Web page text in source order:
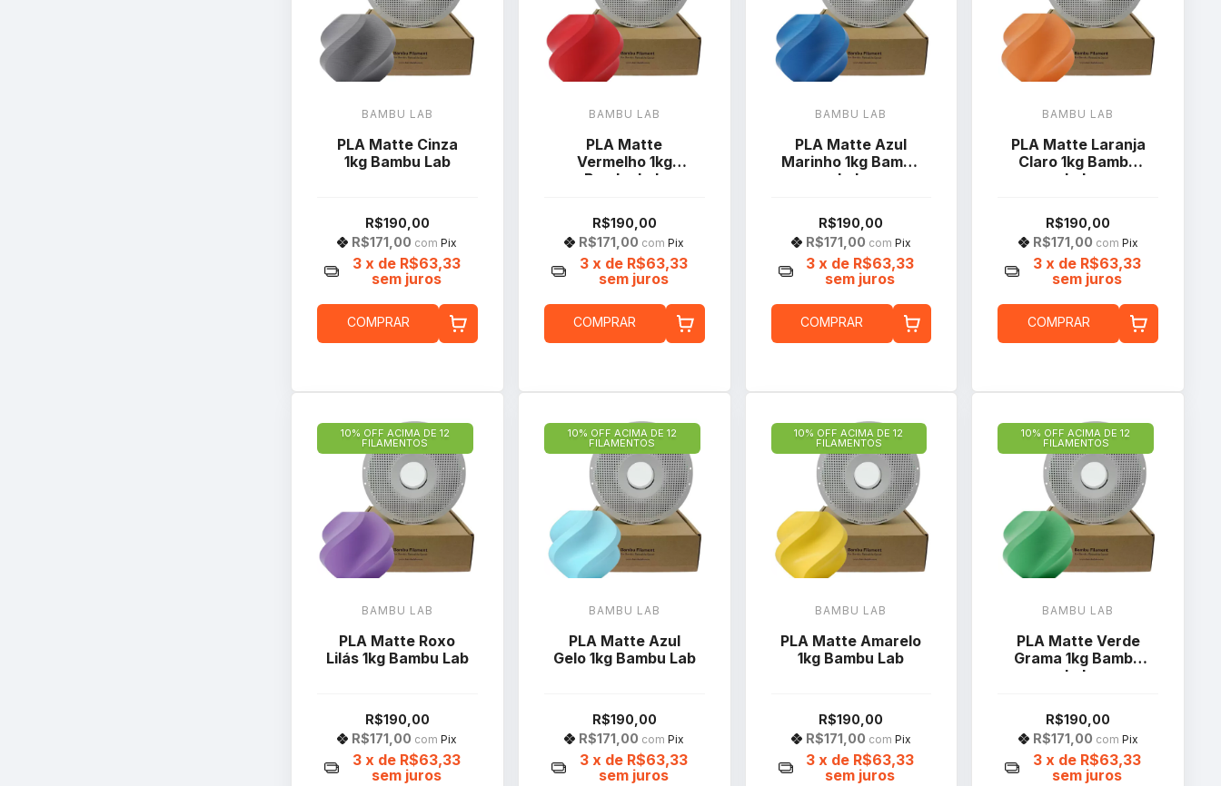
BAMBU LAB
PLA Matte Cinza
1kg Bambu Lab
R$190,00
R$171,00 com Pix
3 x de R$63,33
sem juros
COMPRAR
BAMBU LAB
PLA Matte
Vermelho 1kg
Bambu Lab
R$190,00
R$171,00 com Pix
3 x de R$63,33
sem juros
COMPRAR
BAMBU LAB
PLA Matte Azul
Marinho 1kg Bambu
Lab
R$190,00
R$171,00 com Pix
3 x de R$63,33
sem juros
COMPRAR
BAMBU LAB
PLA Matte Laranja
Claro 1kg Bambu
Lab
R$190,00
R$171,00 com Pix
3 x de R$63,33
sem juros
COMPRAR
10% OFF ACIMA DE 12
FILAMENTOS
BAMBU LAB
PLA Matte Roxo
Lilás 1kg Bambu Lab
R$190,00
R$171,00 com Pix
3 x de R$63,33
sem juros
10% OFF ACIMA DE 12
FILAMENTOS
BAMBU LAB
PLA Matte Azul
Gelo 1kg Bambu Lab
R$190,00
R$171,00 com Pix
3 x de R$63,33
sem juros
10% OFF ACIMA DE 12
FILAMENTOS
BAMBU LAB
PLA Matte Amarelo
1kg Bambu Lab
R$190,00
R$171,00 com Pix
3 x de R$63,33
sem juros
10% OFF ACIMA DE 12
FILAMENTOS
BAMBU LAB
PLA Matte Verde
Grama 1kg Bambu
Lab
R$190,00
R$171,00 com Pix
3 x de R$63,33
sem juros